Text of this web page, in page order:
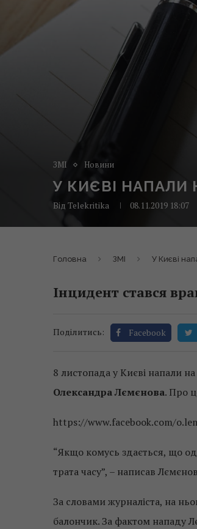
ЗМІ Новини
У КИЄВІ
Від Telekritika 08.11.2019 18:07
Головна ЗМІ У Києві
Інцидент стався
Поділитись: Facebook
8 листопада у Києві напали на
Олександра Лємєнова. Про
https://www.facebook.com/
“Якщо комусь здається, що
трата часу”, – написав
За словами журналіста, на
балончик. За фактом нападу